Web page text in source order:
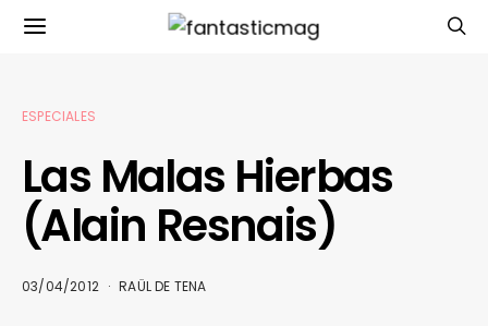
ESPECIALES
Las Malas Hierbas
(Alain Resnais)
03/04/2012 RAÜL DE TENA